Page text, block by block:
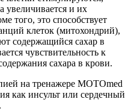
увеличивается и их
того, это способствует
клеток (митохондрий),
содержащийся сахар в
чувствительность к
сахара в крови.
на тренажере MOTOmed
как инсульт или сердечный